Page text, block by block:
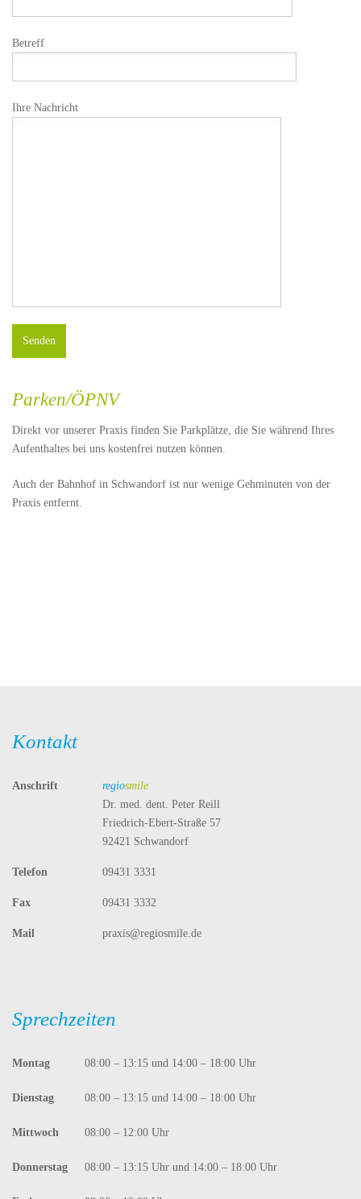
Betreff
Ihre Nachricht
Parken/ÖPNV
Direkt vor unserer Praxis finden Sie Parkplätze, die Sie während Ihres
Aufenthaltes bei uns kostenfrei nutzen können.
Auch der Bahnhof in Schwandorf ist nur wenige Gehminuten von der
Praxis entfernt.
Kontakt
Anschrift regiosmile
Dr. med. dent. Peter Reill
Friedrich-Ebert-Straße 57
92421 Schwandorf
Telefon 09431 3331
Fax 09431 3332
Mail praxis@regiosmile.de
Sprechzeiten
Montag 08:00 – 13:15 und 14:00 – 18:00 Uhr
Dienstag 08:00 – 13:15 und 14:00 – 18:00 Uhr
Mittwoch 08:00 – 12:00 Uhr
Donnerstag 08:00 – 13:15 Uhr und 14:00 – 18:00 Uhr